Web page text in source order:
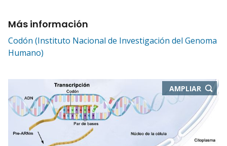
Más información
Codón (Instituto Nacional de Investigación del Genoma
Humano)
AMPLIAR-
ABRE
EN
NUEVA